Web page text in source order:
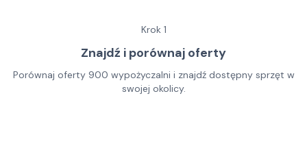
Krok 1
Znajdź i porównaj oferty
Porównaj oferty 900 wypożyczalni i znajdź dostępny sprzęt w
swojej okolicy.